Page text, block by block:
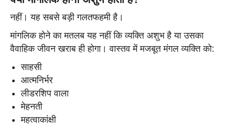
नहीं। यह सबसे बड़ी गलतफहमी है।
मांगलिक होने का मतलब यह नहीं कि व्यक्ति अशुभ है या उसका
वैवाहिक जीवन खराब ही होगा। वास्तव में मजबूत मंगल व्यक्ति को:
साहसी
आत्मनिर्भर
लीडरशिप वाला
मेहनती
महत्वाकांक्षी